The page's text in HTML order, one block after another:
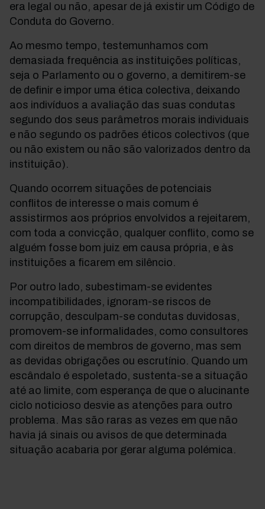
era legal ou não, apesar de já existir um Código de
Conduta do Governo.
Ao mesmo tempo, testemunhamos com
demasiada frequência as instituições políticas,
seja o Parlamento ou o governo, a demitirem-se
de definir e impor uma ética colectiva, deixando
aos indivíduos a avaliação das suas condutas
segundo dos seus parâmetros morais individuais
e não segundo os padrões éticos colectivos (que
ou não existem ou não são valorizados dentro da
instituição).
Quando ocorrem situações de potenciais
conflitos de interesse o mais comum é
assistirmos aos próprios envolvidos a rejeitarem,
com toda a convicção, qualquer conflito, como se
alguém fosse bom juiz em causa própria, e às
instituições a ficarem em silêncio.
Por outro lado, subestimam-se evidentes
incompatibilidades, ignoram-se riscos de
corrupção, desculpam-se condutas duvidosas,
promovem-se informalidades, como consultores
com direitos de membros de governo, mas sem
as devidas obrigações ou escrutínio. Quando um
escândalo é espoletado, sustenta-se a situação
até ao limite, com esperança de que o alucinante
ciclo noticioso desvie as atenções para outro
problema. Mas são raras as vezes em que não
havia já sinais ou avisos de que determinada
situação acabaria por gerar alguma polémica.